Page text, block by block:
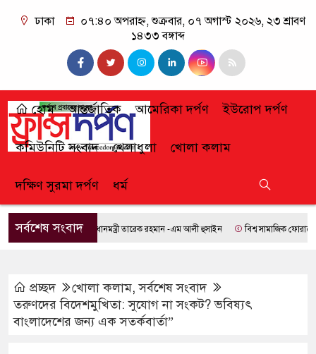
ঢাকা
০৭:৪০ অপরাহ্ন, শুক্রবার, ০৭ অগাস্ট ২০২৬, ২৩ শ্রাবণ
১৪৩৩ বঙ্গাব্দ
হোম আন্তর্জাতিক আমেরিকা দর্পণ ইউরোপ দর্পণ
কমিউনিটি সংবাদ খেলাধুলা খোলা কলাম
দক্ষিণ সুরমা দর্পণ ধর্ম
সর্বশেষ সংবাদপ্রধানমন্ত্রী তারেক রহমান -এম আলী হুসাইন বিশ্ব সামাজিক ফোরামে যোগ
প্রচ্ছদ খোলা কলাম,সর্বশেষ সংবাদ
তরুণদের বিদেশমুখিতা: সুযোগ না সংকট? ভবিষ্যৎ
বাংলাদেশের জন্য এক সতর্কবার্তা”